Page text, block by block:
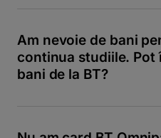
Am nevoie de bani
continua studiile. Pot
bani de la BT?